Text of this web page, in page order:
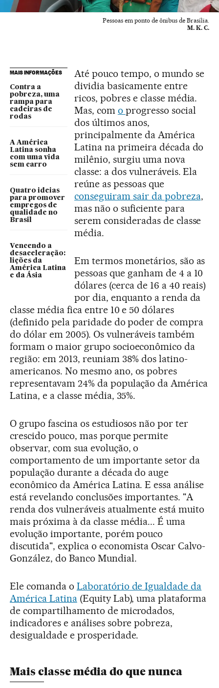
Pessoas em ponto de ônibus de Brasília.
M. K. C.
MAIS INFORMAÇÕES
Contra a
pobreza, uma
rampa para
cadeiras de
rodas
A América
Latina sonha
com uma vida
sem carro
Quatro ideias
para promover
empregos de
qualidade no
Brasil
Vencendo a
desaceleração:
lições da
América Latina
e da Ásia
Até pouco tempo, o mundo se
dividia basicamente entre
ricos, pobres e classe média.
Mas, com o progresso social
dos últimos anos,
principalmente da América
Latina na primeira década do
milênio, surgiu uma nova
classe: a dos vulneráveis. Ela
reúne as pessoas que
conseguiram sair da pobreza,
mas não o suficiente para
serem consideradas de classe
média.
Em termos monetários, são as
pessoas que ganham de 4 a 10
dólares (cerca de 16 a 40 reais)
por dia, enquanto a renda da
classe média fica entre 10 e 50 dólares
(definido pela paridade do poder de compra
do dólar em 2005). Os vulneráveis também
formam o maior grupo socioeconômico da
região: em 2013, reuniam 38% dos latino-
americanos. No mesmo ano, os pobres
representavam 24% da população da América
Latina, e a classe média, 35%.
O grupo fascina os estudiosos não por ter
crescido pouco, mas porque permite
observar, com sua evolução, o
comportamento de um importante setor da
população durante a década do auge
econômico da América Latina. E essa análise
está revelando conclusões importantes. "A
renda dos vulneráveis atualmente está muito
mais próxima à da classe média... É uma
evolução importante, porém pouco
discutida", explica o economista Oscar Calvo-
González, do Banco Mundial.
Ele comanda o Laboratório de Igualdade da
América Latina(Equity Lab), uma plataforma
de compartilhamento de microdados,
indicadores e análises sobre pobreza,
desigualdade e prosperidade.
Mais classe média do que nunca